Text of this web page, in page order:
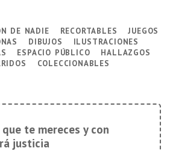
de nadie recortables juegos
dibujos ilustraciones
espacio público hallazgos
coleccionables
te mereces y con
justicia